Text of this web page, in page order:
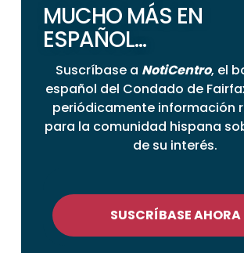
MUCHO MÁS EN
ESPAÑOL...
Suscríbase a NotiCentro, el
español del Condado de
periódicamente información
para la comunidad hispana
de su interés.
SUSCRÍBASE AHORA